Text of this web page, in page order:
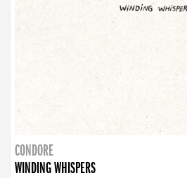
CONDORE
WINDING WHISPERS